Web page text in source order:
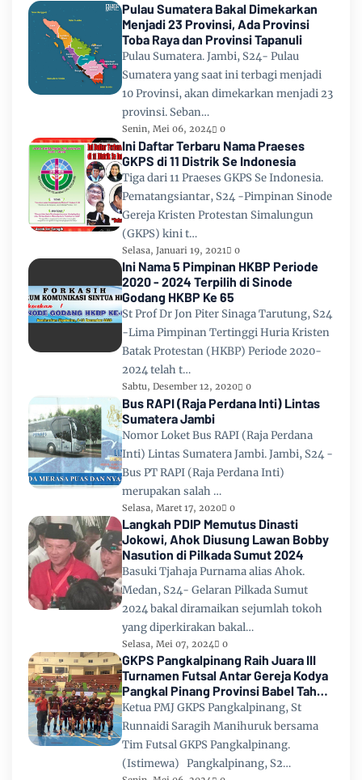
Pulau Sumatera Bakal Dimekarkan
Menjadi 23 Provinsi, Ada Provinsi
Toba Raya dan Provinsi Tapanuli
Pulau Sumatera. Jambi, S24- Pulau
Sumatera yang saat ini terbagi menjadi
10 Provinsi, akan dimekarkan menjadi 23
provinsi. Seban…
Senin, Mei 06, 2024 0
Ini Daftar Terbaru Nama Praeses
GKPS di 11 Distrik Se Indonesia
Tiga dari 11 Praeses GKPS Se Indonesia.
Pematangsiantar, S24 -Pimpinan Sinode
Gereja Kristen Protestan Simalungun
(GKPS) kini t…
Selasa, Januari 19, 2021 0
Ini Nama 5 Pimpinan HKBP Periode
2020 - 2024 Terpilih di Sinode
Godang HKBP Ke 65
St Prof Dr Jon Piter Sinaga Tarutung, S24
-Lima Pimpinan Tertinggi Huria Kristen
Batak Protestan (HKBP) Periode 2020-
2024 telah t…
Sabtu, Desember 12, 2020 0
Bus RAPI (Raja Perdana Inti) Lintas
Sumatera Jambi
Nomor Loket Bus RAPI (Raja Perdana
Inti) Lintas Sumatera Jambi. Jambi, S24 -
Bus PT RAPI (Raja Perdana Inti)
merupakan salah …
Selasa, Maret 17, 2020 0
Langkah PDIP Memutus Dinasti
Jokowi, Ahok Diusung Lawan Bobby
Nasution di Pilkada Sumut 2024
Basuki Tjahaja Purnama alias Ahok.
Medan, S24- Gelaran Pilkada Sumut
2024 bakal diramaikan sejumlah tokoh
yang diperkirakan bakal…
Selasa, Mei 07, 2024 0
GKPS Pangkalpinang Raih Juara III
Turnamen Futsal Antar Gereja Kodya
Pangkal Pinang Provinsi Babel Tahun
2024
Ketua PMJ GKPS Pangkalpinang, St
Runnaidi Saragih Manihuruk bersama
Tim Futsal GKPS Pangkalpinang.
(Istimewa) Pangkalpinang, S2…